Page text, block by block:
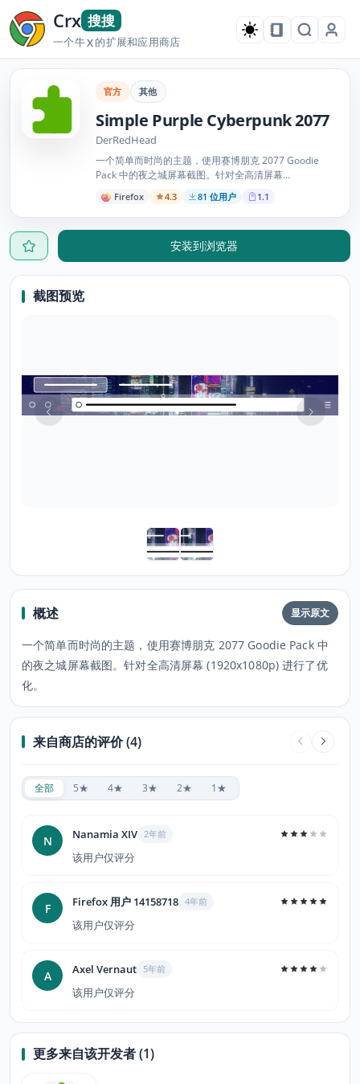
Crx 搜搜
一个牛X的扩展和应用商店
官方 其他
Simple Purple Cyberpunk 2077
DerRedHead
一个简单而时尚的主题，使用赛博朋克 2077 Goodie
Pack 中的夜之城屏幕截图。针对全高清屏幕
(1920x1080p) 进行了优化。
Firefox 4.3 81 位用户 1.1
安装到浏览器
截图预览
概述 显示原文
一个简单而时尚的主题，使用赛博朋克 2077 Goodie Pack 中
的夜之城屏幕截图。针对全高清屏幕 (1920x1080p) 进行了优
化。
来自商店的评价 (4)
全部 5★ 4★ 3★ 2★ 1★
N Nanamia XIV 2年前
该用户仅评分
F Firefox 用户 14158718 4年前
该用户仅评分
A Axel Vernaut 5年前
该用户仅评分
更多来自该开发者 (1)